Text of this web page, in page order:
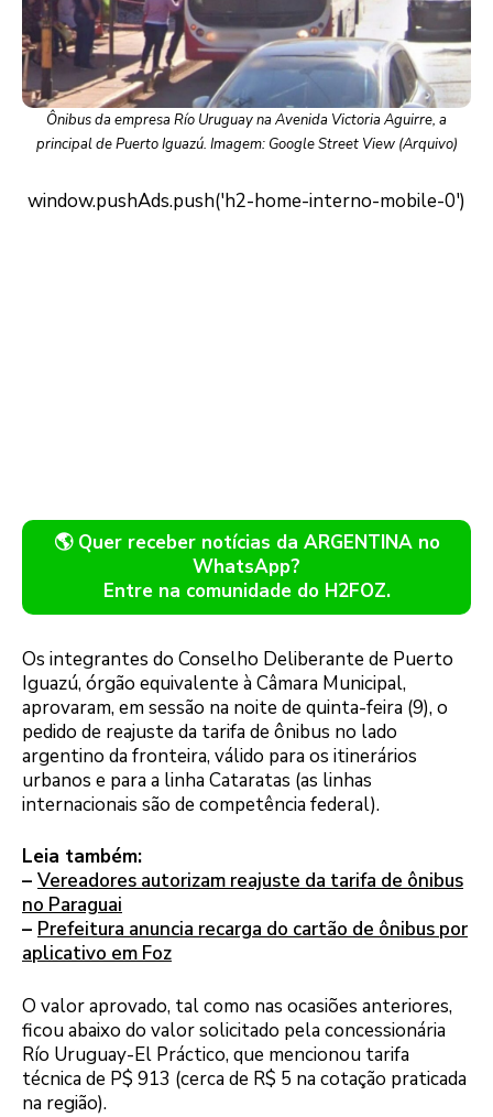
Ônibus da empresa Río Uruguay na Avenida Victoria Aguirre, a
principal de Puerto Iguazú. Imagem: Google Street View (Arquivo)
🌎 Quer receber notícias da ARGENTINA no
WhatsApp?
Entre na comunidade do H2FOZ.
Os integrantes do Conselho Deliberante de Puerto
Iguazú, órgão equivalente à Câmara Municipal,
aprovaram, em sessão na noite de quinta-feira (9), o
pedido de reajuste da tarifa de ônibus no lado
argentino da fronteira, válido para os itinerários
urbanos e para a linha Cataratas (as linhas
internacionais são de competência federal).
Leia também:
– Vereadores autorizam reajuste da tarifa de ônibus
no Paraguai
– Prefeitura anuncia recarga do cartão de ônibus por
aplicativo em Foz
O valor aprovado, tal como nas ocasiões anteriores,
ficou abaixo do valor solicitado pela concessionária
Río Uruguay-El Práctico, que mencionou tarifa
técnica de P$ 913 (cerca de R$ 5 na cotação praticada
na região).